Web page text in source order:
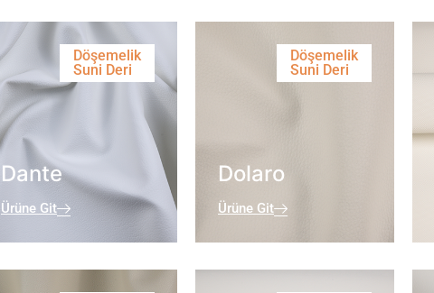
Döşemelik
Suni Deri
Dante
Ürüne Git
Döşemelik
Suni Deri
Dolaro
Ürüne Git